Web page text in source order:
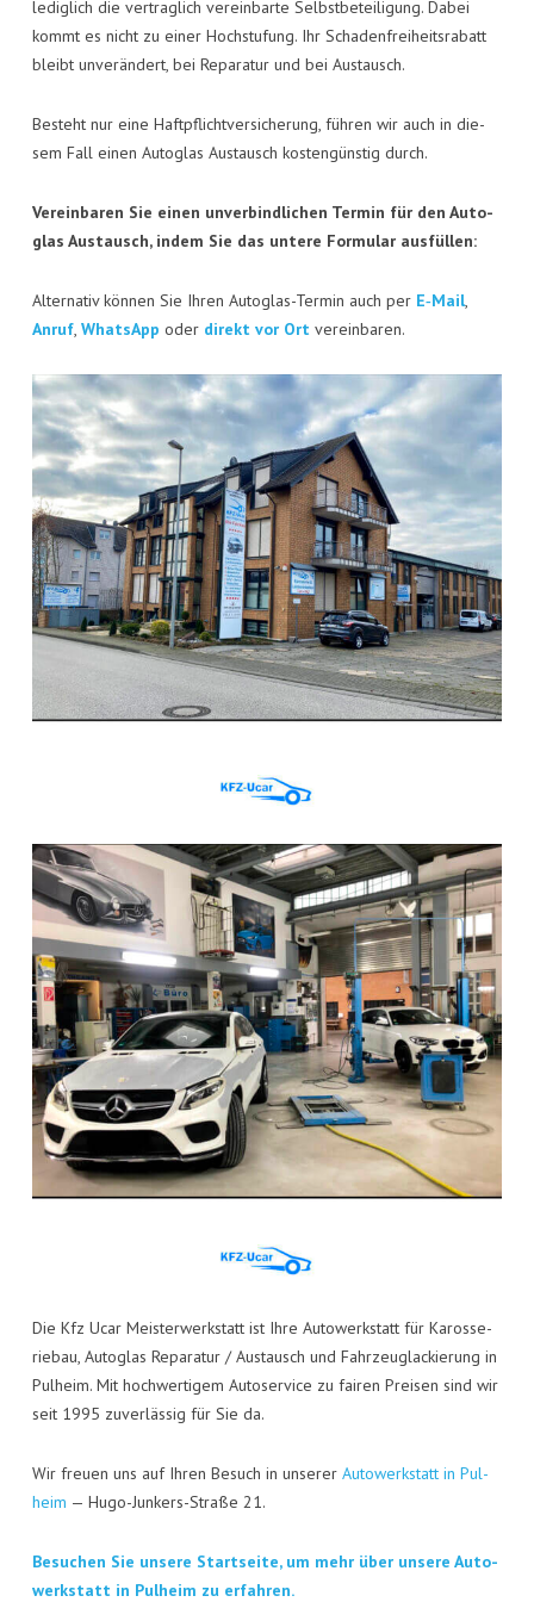
VISI­TEN­KAR­TE
JOBS
ledig­lich die ver­trag­lich ver­ein­bar­te Selbst­be­tei­li­gung. Dabei
kommt es nicht zu einer Hoch­stu­fung. Ihr Scha­den­frei­heits­ra­batt
bleibt unver­än­dert, bei Repa­ra­tur und bei Austausch.
Besteht nur eine Haft­pflicht­ver­si­che­rung, füh­ren wir auch in die­
sem Fall einen Auto­glas Aus­tausch kos­ten­güns­tig durch.
Ver­ein­ba­ren Sie einen unver­bind­li­chen Ter­min für den Auto­
glas Aus­tausch, indem Sie das unte­re For­mu­lar ausfüllen:
Alter­na­tiv kön­nen Sie Ihren Auto­glas-Ter­min auch per E‑Mail,
Anruf, Whats­App oder direkt vor Ortvereinbaren.
Die Kfz Ucar Meis­ter­werk­statt ist Ihre Auto­werk­statt für Karos­se­
rie­bau, Auto­glas Repa­ra­tur / Aus­tausch und Fahr­zeug­la­ckie­rung in
Pul­heim. Mit hoch­wer­ti­gem Auto­ser­vice zu fai­ren Prei­sen sind wir
seit 1995 zuver­läs­sig für Sie da.
Wir freu­en uns auf Ihren Besuch in unse­rer Auto­werk­statt in Pul­
heim — Hugo-Jun­kers-Stra­ße 21.
Besu­chen Sie unse­re Start­sei­te, um mehr über unse­re Auto­
werk­statt in Pul­heim zu erfahren.